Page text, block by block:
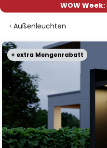
WOW Week:
Außenleuchten
+ extra Mengenrabatt
Zum
Ende
der
Bildgalerie
springen